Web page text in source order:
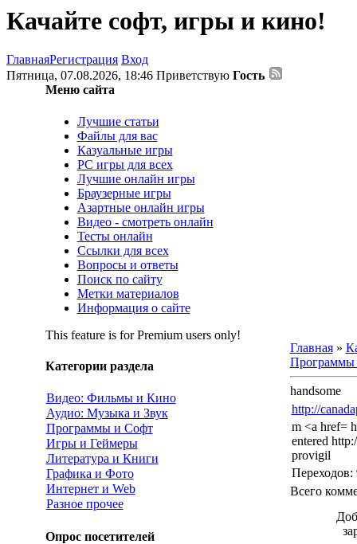
Качайте софт, игры и кино!
ГлавнаяРегистрация Вход
Пятница, 07.08.2026, 18:46 Приветствую Гость
Меню сайта
Лучшие статьи
Файлы для вас
Казуальные игры
PC игры для всех
Лучшие онлайн игры
Браузерные игры
Азартные онлайн игры
Видео - смотреть онлайн
Тесты онлайн
Ссылки для всех
Вопросы и ответы
Поиск по сайту
Метки материалов
Информация о сайте
This feature is for Premium users only!
Категории раздела
Видео: Фильмы и Кино
Аудио: Музыка и Звук
Программы и Софт
Игры и Геймеры
Литература и Книги
Графика и Фото
Интернет и Web
Разное прочее
Опрос посетителей
Главная»
Программы
handsome
http://
m <a href=
entered
provigil
Переходов:
Всего